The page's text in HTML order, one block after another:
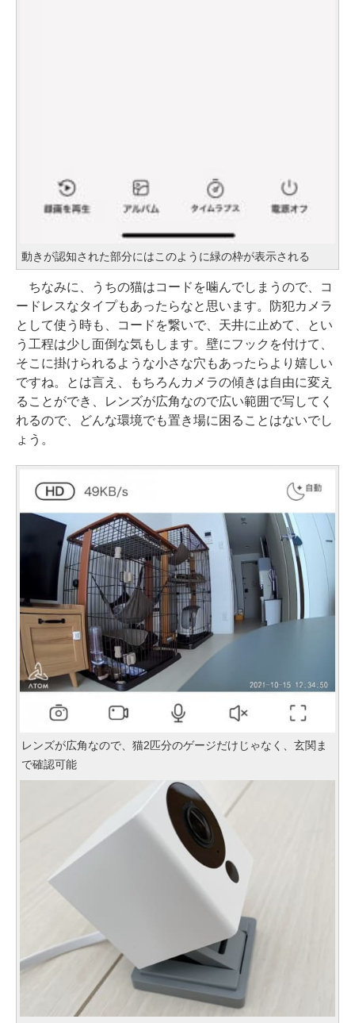
動きが認知された部分にはこのように緑の枠が表示される
ちなみに、うちの猫はコードを噛んでしまうので、コ
ードレスなタイプもあったらなと思います。防犯カメラ
として使う時も、コードを繋いで、天井に止めて、とい
う工程は少し面倒な気もします。壁にフックを付けて、
そこに掛けられるような小さな穴もあったらより嬉しい
ですね。とは言え、もちろんカメラの傾きは自由に変え
ることができ、レンズが広角なので広い範囲で写してく
れるので、どんな環境でも置き場に困ることはないでし
ょう。
レンズが広角なので、猫2匹分のゲージだけじゃなく、玄関ま
で確認可能